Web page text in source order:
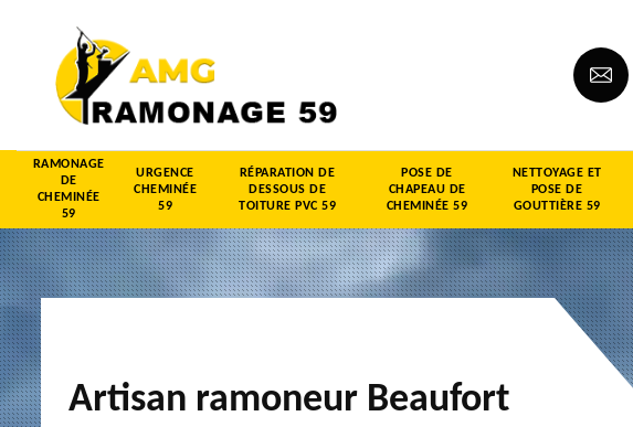
RAMONAGE
DE
CHEMINÉE
59
URGENCE
CHEMINÉE
59
RÉPARATION DE
DESSOUS DE
TOITURE PVC 59
POSE DE
CHAPEAU DE
CHEMINÉE 59
NETTOYAGE ET
POSE DE
GOUTTIÈRE 59
Artisan ramoneur Beaufort